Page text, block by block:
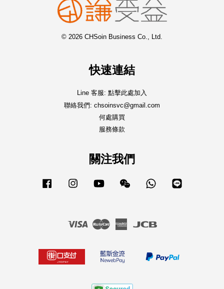
© 2026 CHSoin Business Co., Ltd.
快速連結
Line 客服: 點擊此處加入
聯絡我們: chsoinsvc@gmail.com
何處購買
服務條款
關注我們
Facebook Instagram YouTube Wechat Whatsapp
Visa Master
American